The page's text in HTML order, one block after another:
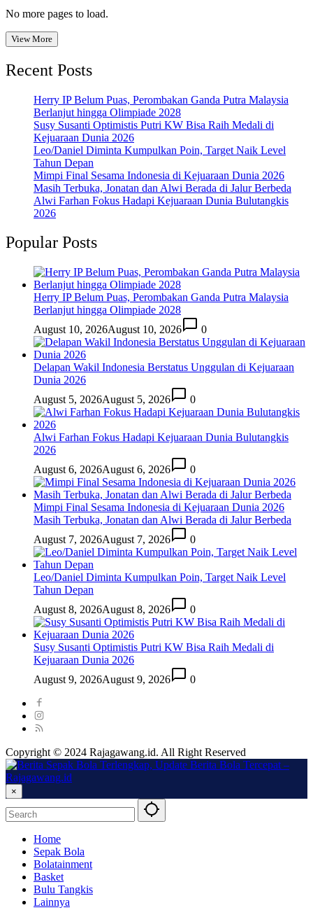
No more pages to load.
View More
Recent Posts
Herry IP Belum Puas, Perombakan Ganda Putra Malaysia
Berlanjut hingga Olimpiade 2028
Susy Susanti Optimistis Putri KW Bisa Raih Medali di
Kejuaraan Dunia 2026
Leo/Daniel Diminta Kumpulkan Poin, Target Naik Level
Tahun Depan
Mimpi Final Sesama Indonesia di Kejuaraan Dunia 2026
Masih Terbuka, Jonatan dan Alwi Berada di Jalur Berbeda
Alwi Farhan Fokus Hadapi Kejuaraan Dunia Bulutangkis
2026
Popular Posts
Herry IP Belum Puas, Perombakan Ganda Putra Malaysia
Berlanjut hingga Olimpiade 2028
August 10, 2026August 10, 2026 0
Delapan Wakil Indonesia Berstatus Unggulan di Kejuaraan
Dunia 2026
August 5, 2026August 5, 2026 0
Alwi Farhan Fokus Hadapi Kejuaraan Dunia Bulutangkis
2026
August 6, 2026August 6, 2026 0
Mimpi Final Sesama Indonesia di Kejuaraan Dunia 2026
Masih Terbuka, Jonatan dan Alwi Berada di Jalur Berbeda
August 7, 2026August 7, 2026 0
Leo/Daniel Diminta Kumpulkan Poin, Target Naik Level
Tahun Depan
August 8, 2026August 8, 2026 0
Susy Susanti Optimistis Putri KW Bisa Raih Medali di
Kejuaraan Dunia 2026
August 9, 2026August 9, 2026 0
Copyright © 2024 Rajagawang.id. All Right Reserved
×
Home
Sepak Bola
Bolatainment
Basket
Bulu Tangkis
Lainnya